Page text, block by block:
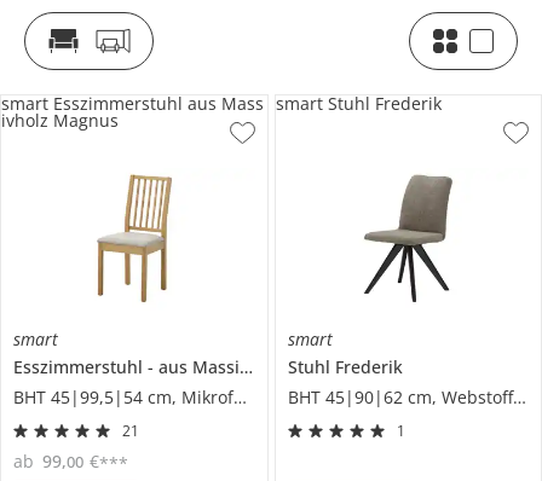
smart
Esszimmerstuhl
aus Massivholz
Magnus
BHT 45|99,5|54 cm, Mikrofaser
21
ab 99,00 €***
smart Esszimmerstuhl aus Mass
ivholz Magnus
smart
Stuhl Frederik
BHT 45|90|62 cm, Webstoff fein
1
smart Stuhl Frederik